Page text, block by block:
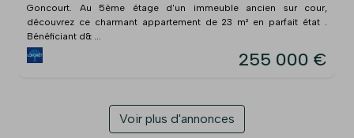
Goncourt. Au 5ème étage d'un immeuble ancien sur cour,
découvrez ce charmant appartement de 23 m² en parfait état .
Bénéficiant d& ...
255 000 €
Voir plus d'annonces